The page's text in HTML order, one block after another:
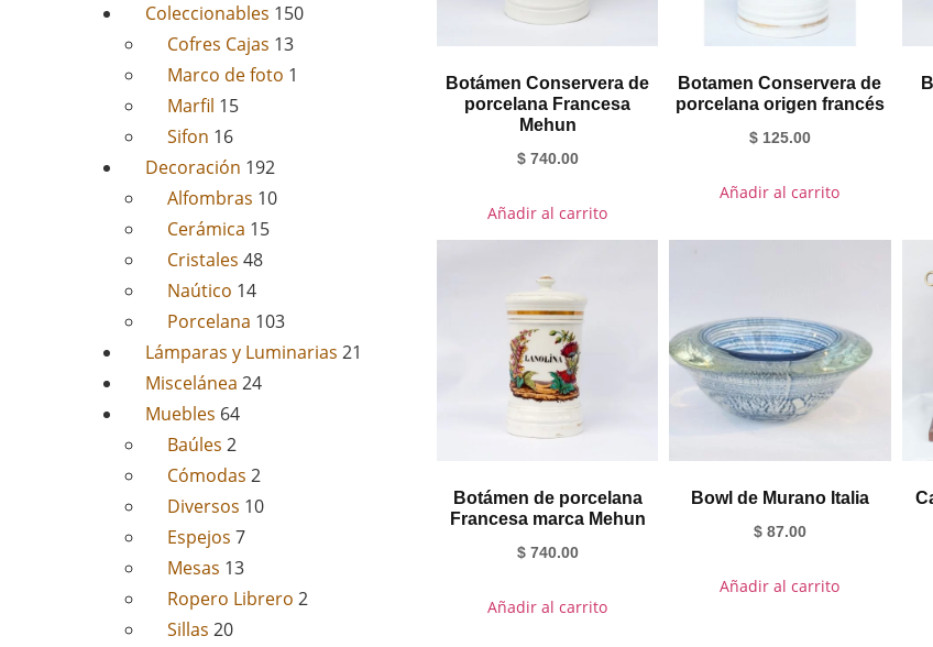
Coleccionables 150
Cofres Cajas 13
Marco de foto 1
Marfil 15
Sifon 16
Decoración 192
Alfombras 10
Cerámica 15
Cristales 48
Naútico 14
Porcelana 103
Lámparas y Luminarias 21
Miscelánea 24
Muebles 64
Baúles 2
Cómodas 2
Diversos 10
Espejos 7
Mesas 13
Ropero Librero 2
Sillas 20
Botámen Conservera de
porcelana Francesa
Mehun
$740.00
Añadir al carrito
Botamen Conservera de
porcelana origen francés
$125.00
Añadir al carrito
Botámen de porcelana
Francesa marca Mehun
$740.00
Añadir al carrito
Bowl de Murano Italia
$87.00
Añadir al carrito